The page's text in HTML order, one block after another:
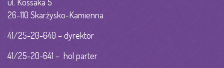
26-110 Skarżysko-Kamienna
41/25-20-640 – dyrektor
41/25-20-641 – hol parter